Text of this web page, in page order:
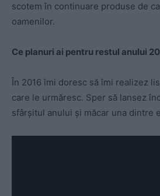
scotem în continuare produse de
oamenilor.
Ce planuri ai pentru restul anului
În 2016 îmi doresc să îmi realizez
care le urmăresc. Sper să lansez
sfârșitul anului și măcar una dintre